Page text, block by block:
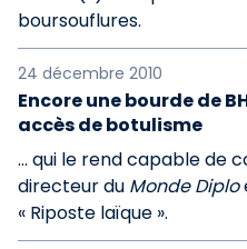
boursouflures.
24 décembre 2010
Encore une bourde de
accès de botulisme
... qui le rend capable de
directeur du Monde Diplo
« Riposte laïque ».